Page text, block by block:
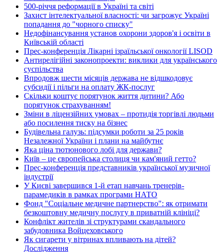
500-річчя реформації в Україні та світі
Захист інтелектуальної власності: чи загрожує Україні
попадання до "чорного списку"
Недофінансування установ охорони здоров'я і освіти в
Київській області
Прес-конференція Лікарні ізраїльської онкології LISOD
Антирелігійні законопроекти: виклики для українського
суспільства
Впродовж шести місяців держава не відшкодовує
субсидії і пільги на оплату ЖК-послуг
Скільки коштує порятунок життя дитини? Або
порятунок страхуванням!
Зміни в ліцензійних умовах – протидія торгівлі людьми
або посилення тиску на бізнес
Будівельна галузь: підсумки роботи за 25 років
Незалежної України і плани на майбутнє
Яка ціна тютюнового лобі для держави?
Київ – це європейська столиця чи кам'яний гетто?
Прес-конференція представників української музичної
індустрії
У Києві завершився 1-й етап навчань тренерів-
парамедиків в рамках програми НАТО
Фонд "Соціальне медичне партнерство": як отримати
безкоштовну медичну послугу в приватній клініці?
Конфлікт жителів зі структурами скандального
забудовника Войцеховського
Як сигарети у вітринах впливають на дітей?
Дослідження